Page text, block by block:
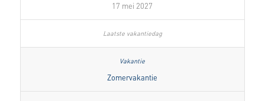
17 mei 2027
Zomervakantie